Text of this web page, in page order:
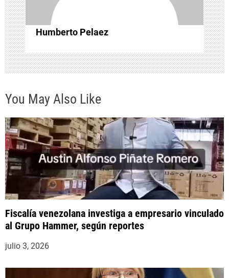
n
t
r
d
a
s
Humberto Pelaez
You May Also Like
Fiscalía venezolana investiga a empresario vinculado
al Grupo Hammer, según reportes
julio 3, 2026